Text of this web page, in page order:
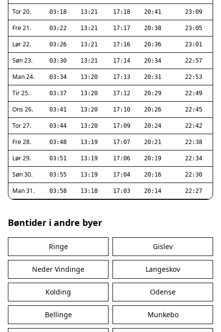
Tor 20. 03:18 13:21 17:18 20:41 23:09
Fre 21. 03:22 13:21 17:17 20:38 23:05
Lør 22. 03:26 13:21 17:16 20:36 23:01
Søn 23. 03:30 13:21 17:14 20:34 22:57
Man 24. 03:34 13:20 17:13 20:31 22:53
Tir 25. 03:37 13:20 17:12 20:29 22:49
Ons 26. 03:41 13:20 17:10 20:26 22:45
Tor 27. 03:44 13:20 17:09 20:24 22:42
Fre 28. 03:48 13:19 17:07 20:21 22:38
Lør 29. 03:51 13:19 17:06 20:19 22:34
Søn 30. 03:55 13:19 17:04 20:16 22:30
Man 31. 03:58 13:18 17:03 20:14 22:27
Bøntider i andre byer
Ringe Gislev
Neder Vindinge Langeskov
Kolding Odense
Bellinge Munkebo